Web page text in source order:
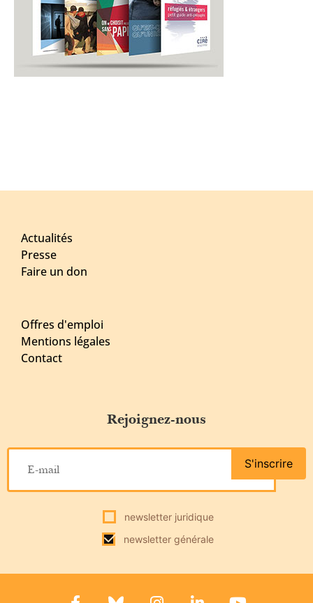
Actualités
Presse
Faire un don
Offres d'emploi
Mentions légales
Contact
Rejoignez-nous
newsletter juridique
newsletter générale
S'inscrire